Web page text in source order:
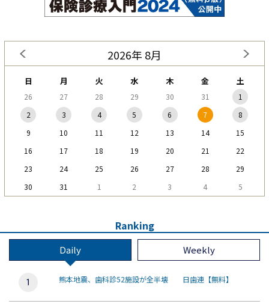
2026年 8月
日 月 火 水 木 金 土
26 27 28 29 30 31
1
2
3 4 5 6 7
8
9
10 11 12 13 14
15
16
17 18 19 20 21
22
23
24 25 26 27 28
29
30
31 1 2 3 4 5
Ranking
Daily Weekly
熊本地震、歯科診52施設が全半壊 日歯連【無料】